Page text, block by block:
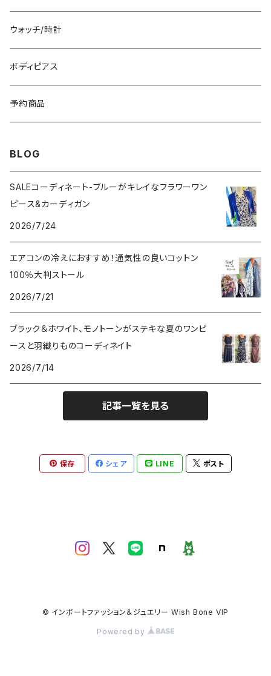
冬物・マフラー
ネックレス・ペンダントトップ
ピアス・イヤリング
ブレスレット・バングル
ウォッチ/時計
ボディピアス
予約商品
BLOG
SALEコーディネート-ブルーがキレイなフラワーワン
ピース&カーディガン
2026/7/24
エアコンの冷えにおすすめ！通気性の良いコットン
100％大判ストール
2026/7/21
ブラック＆ホワイト、モノトーンがステキな夏のワンピ
ースと羽織りものコーディネイト
2026/7/14
記事一覧を見る
保存 シェア LINE ポスト
© インポートファッション＆ジュエリー Wish Bone VIP
Powered by